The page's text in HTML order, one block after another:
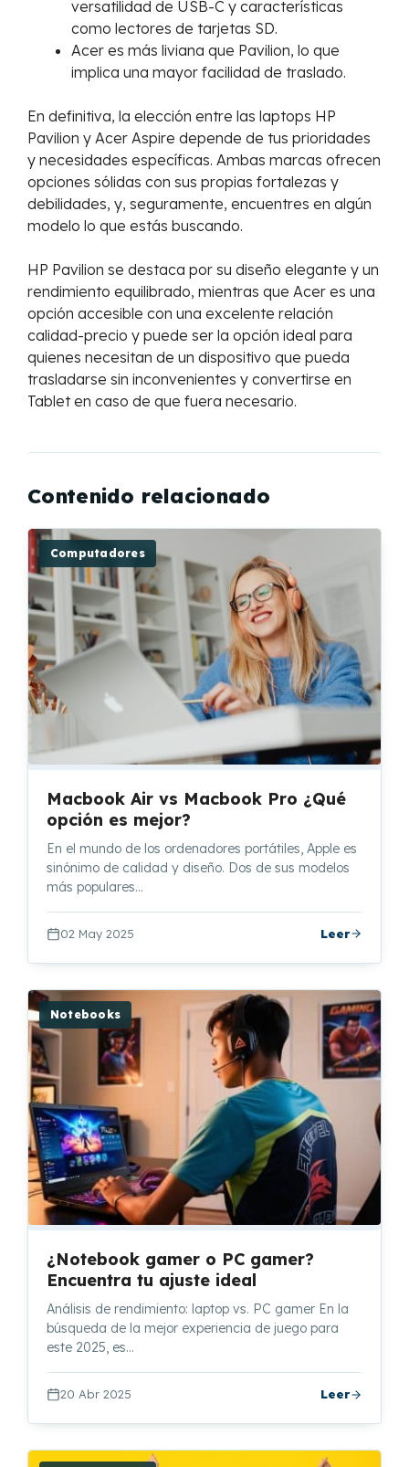
versatilidad de USB-C y características
como lectores de tarjetas SD.
Acer es más liviana que Pavilion, lo que
implica una mayor facilidad de traslado.
En definitiva, la elección entre las laptops HP
Pavilion y Acer Aspire depende de tus prioridades
y necesidades específicas. Ambas marcas ofrecen
opciones sólidas con sus propias fortalezas y
debilidades, y, seguramente, encuentres en algún
modelo lo que estás buscando.
HP Pavilion se destaca por su diseño elegante y un
rendimiento equilibrado, mientras que Acer es una
opción accesible con una excelente relación
calidad-precio y puede ser la opción ideal para
quienes necesitan de un dispositivo que pueda
trasladarse sin inconvenientes y convertirse en
Tablet en caso de que fuera necesario.
Contenido relacionado
Computadores
Macbook Air vs Macbook Pro ¿Qué
opción es mejor?
En el mundo de los ordenadores portátiles, Apple es
sinónimo de calidad y diseño. Dos de sus modelos
más populares…
02 May 2025 Leer
Notebooks
¿Notebook gamer o PC gamer?
Encuentra tu ajuste ideal
Análisis de rendimiento: laptop vs. PC gamer En la
búsqueda de la mejor experiencia de juego para
este 2025, es…
20 Abr 2025 Leer